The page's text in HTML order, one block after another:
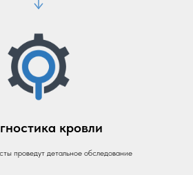
кровли
проведут детальное обследование